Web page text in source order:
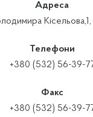
Адреса
Телефони
+380 (532) 56-39-
Факс
+380 (532) 56-39-